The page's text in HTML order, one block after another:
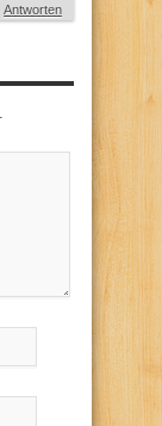
Antworten